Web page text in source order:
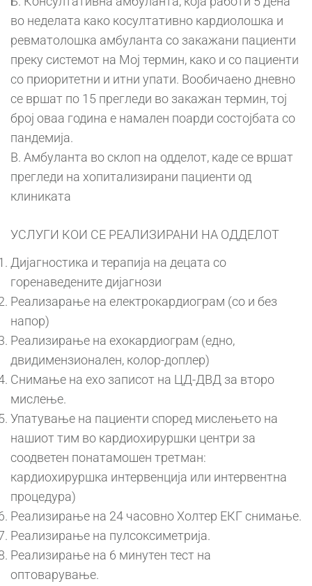
во неделата како косултативно кардиолошка и
ревматолошка амбуланта со закажани пациенти
преку системот на Мој термин, како и со пациенти
со приоритетни и итни упати. Вообичаено дневно
се вршат по 15 прегледи во закажан термин, тој
број оваа година е намален поарди состојбата со
пандемија.
В. Амбуланта во склоп на одделот, каде се вршат
прегледи на хопитализирани пациенти од
клиниката
УСЛУГИ КОИ СЕ РЕАЛИЗИРАНИ НА ОДДЕЛОТ
Дијагностика и терапија на децата со
горенаведените дијагнози
Реализарање на електрокардиограм (со и без
напор)
Реализирање на ехокардиограм (едно,
двидимензионален, колор-доплер)
Снимање на ехо записот на ЦД-ДВД за второ
мислење.
Упатување на пациенти според мислењето на
нашиот тим во кардиохируршки центри за
соодветен понатамошен третман:
кардиохируршка интервенција или интервентна
процедура)
Реализирање на 24 часовно Холтер ЕКГ снимање.
Реализирање на пулсоксиметрија.
Реализирање на 6 минутен тест на
оптоварување.